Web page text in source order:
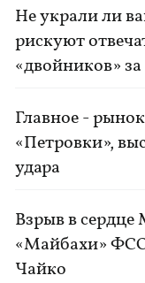
Не украли ли
рискуют
«двойников»
Главное -
«Петровки»,
удара
Взрыв в
«Майбахи» ФСО
Чайко